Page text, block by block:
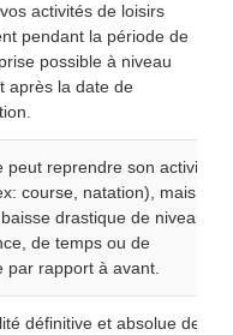
activités de loisirs
pendant la période de
possible à niveau
après la date de
peut reprendre son activité
course, natation), mais
drastique de niveau,
de temps ou de
par rapport à avant.
définitive et absolue de